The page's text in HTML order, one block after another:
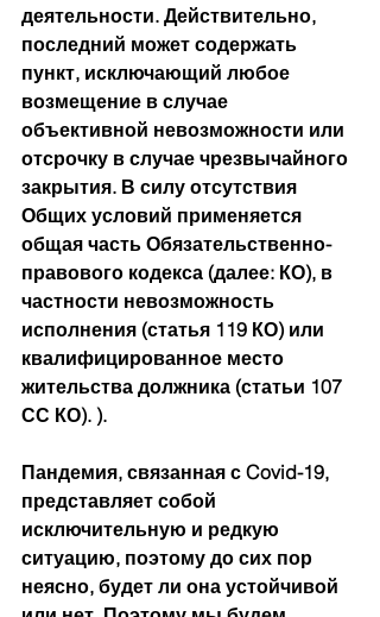
деятельности. Действительно,
последний может содержать
пункт, исключающий любое
возмещение в случае
объективной невозможности или
отсрочку в случае чрезвычайного
закрытия. В силу отсутствия
Общих условий применяется
общая часть Обязательственно-
правового кодекса (далее: КО), в
частности невозможность
исполнения (статья 119 КО) или
квалифицированное место
жительства должника (статьи 107
СС КО). ).
Пандемия, связанная с Covid-19,
представляет собой
исключительную и редкую
ситуацию, поэтому до сих пор
неясно, будет ли она устойчивой